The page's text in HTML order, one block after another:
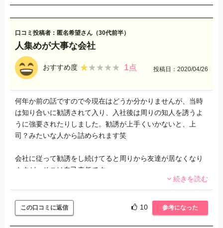
達からの評判も悪かったです。
この派遣会社はもう少し人材育成に力を入れたらどうです
か？ちなみに昇給はしませんでした。3年間。
長く働くなら昇給ありの他の派遣会社をオススメします。
口コミ投稿者：匿名希望さん（30代前半）
人集めが大事な会社
おすすめ度 ★★★★★
★★★★★ 1点 投稿日：2020/04/26
何年か前の話ですので今現在はどうか分かりませんが、当時
は知り合いに勧誘されて入り、入社後は周りの知人を誘うよ
うに強要されたりしました。勧誘が上手くいかないと、上
司？みたいな人から詰められます笑
会社に従って勧誘をし続けてると周りから友達が居なくなり
ますが、そこは自己責任です。
自分が経験したのは、普通の派遣の稼働が終わったらオフィ
スにて勧誘の練習とかをロールプレイング方式でやらされた
り、周りの知人の情報のリストを作る作業をしました。
続きを読む
この口コミに返信 10 参考になった